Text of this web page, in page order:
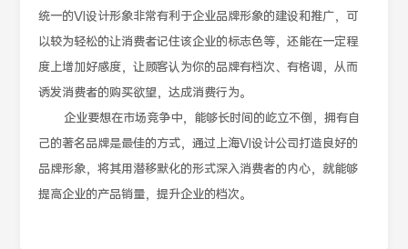
统一的VI设计形象非常有利于企业品牌形象的建设和推广，可
以较为轻松的让消费者记住该企业的标志色等，还能在一定程
度上增加好感度，让顾客认为你的品牌有档次、有格调，从而
诱发消费者的购买欲望，达成消费行为。
企业要想在市场竞争中，能够长时间的屹立不倒，拥有自
己的著名品牌是最佳的方式，通过上海VI设计公司打造良好的
品牌形象，将其用潜移默化的形式深入消费者的内心，就能够
提高企业的产品销量，提升企业的档次。